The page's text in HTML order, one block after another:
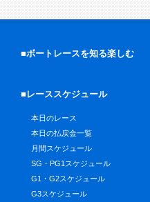
■ボートレースを知る楽しむ
■レーススケジュール
本日のレース
本日の払戻金一覧
月間スケジュール
SG・PG1スケジュール
G1・G2スケジュール
G3スケジュール